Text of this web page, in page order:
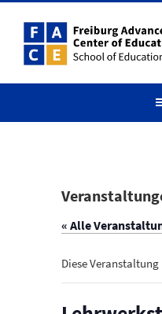
Inhalt
springen
« Alle
Diese